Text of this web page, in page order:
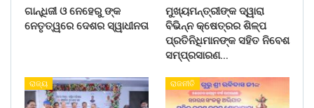
ଗାନ୍ଧିଜୀ ଓ ନେହେରୁ ଙ୍କ
ନେତୃତ୍ୱରେ ଦେଶର ସ୍ୱାଧୀନତା
ମୁଖ୍ୟମନ୍ତ୍ରୀଙ୍କ ଦ୍ୱାରା
ବିଭିନ୍ନ କ୍ଷେତ୍ରର ଶିଳ୍ପ
ପ୍ରତିନିଧିମାନଙ୍କ ସହିତ ନିବେଶ
ସମ୍ପ୍ରସାରଣ…
ରାଜ୍ୟ ରାଜନୀତି